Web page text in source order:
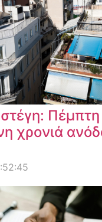
στέγη: Πέμπτη
χρονιά